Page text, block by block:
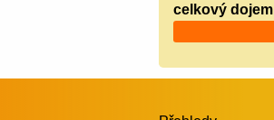
celkový dojem